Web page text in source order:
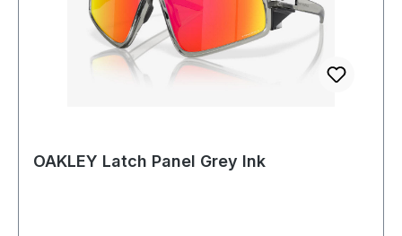
OAKLEY Latch Panel Grey Ink